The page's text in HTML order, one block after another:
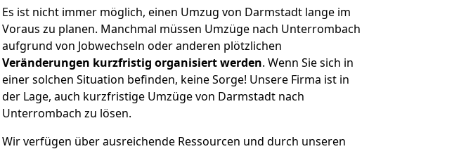
Es ist nicht immer möglich, einen Umzug von Darmstadt lange im
Voraus zu planen. Manchmal müssen Umzüge nach Unterrombach
aufgrund von Jobwechseln oder anderen plötzlichen
Veränderungen kurzfristig organisiert werden. Wenn Sie sich in
einer solchen Situation befinden, keine Sorge! Unsere Firma ist in
der Lage, auch kurzfristige Umzüge von Darmstadt nach
Unterrombach zu lösen.
Wir verfügen über ausreichende Ressourcen und durch unseren